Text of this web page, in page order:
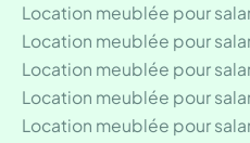
Location meublée pour
Location meublée pour
Location meublée pour
Location meublée pour
Location meublée pour